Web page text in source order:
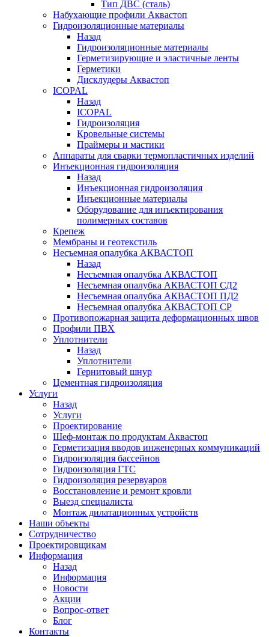
Тип ДВС (сталь)
Набухающие профили Аквастоп
Гидроизоляционные материалы
Назад
Гидроизоляционные материалы
Герметизирующие и эластичные ленты
Герметики
Дисклудеры Аквастоп
ICOPAL
Назад
ICOPAL
Гидроизоляция
Кровельные системы
Праймеры и мастики
Аппараты для сварки термопластичных изделий
Инъекционная гидроизоляция
Назад
Инъекционная гидроизоляция
Инъекционные материалы
Оборудование для инъектирования
полимерных составов
Крепеж
Мембраны и геотекстиль
Несъемная опалубка АКВАСТОП
Назад
Несъемная опалубка АКВАСТОП
Несъемная опалубка АКВАСТОП СД2
Несъемная опалубка АКВАСТОП ПД2
Несъемная опалубка АКВАСТОП СР
Противопожарная защита деформационных швов
Профили ПВХ
Уплотнители
Назад
Уплотнители
Гернитовый шнур
Цементная гидроизоляция
Услуги
Назад
Услуги
Проектирование
Шеф-монтаж по продуктам Аквастоп
Герметизация вводов инженерных коммуникаций
Гидроизоляция бассейнов
Гидроизоляция ГТС
Гидроизоляция резервуаров
Восстановление и ремонт кровли
Выезд специалиста
Монтаж дилатационных устройств
Наши объекты
Сотрудничество
Проектировщикам
Информация
Назад
Информация
Новости
Акции
Вопрос-ответ
Блог
Контакты